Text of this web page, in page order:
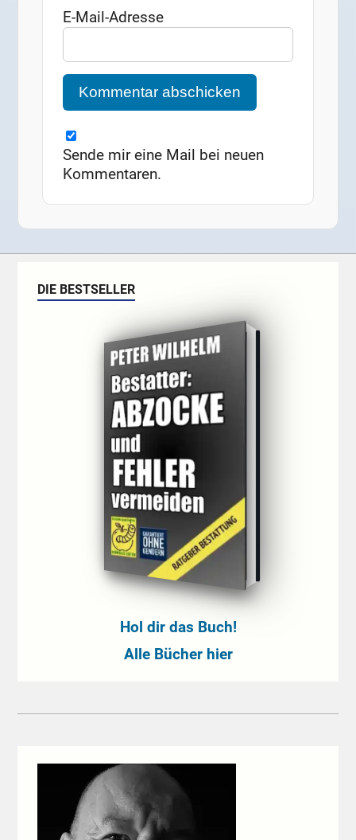
E-Mail-Adresse
Sende mir eine Mail bei neuen
Kommentaren.
DIE BESTSELLER
Hol dir das Buch!
Alle Bücher hier